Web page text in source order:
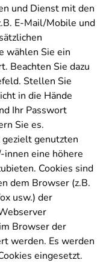
und Dienst mit den
E-Mail/Mobile und
wählen Sie ein
Beachten Sie dazu
Stellen Sie
in die Hände
Ihr Passwort
Sie es.
genutzten
innen eine höhere
Cookies sind
dem Browser (z.B.
usw.) der
Browser der
werden. Es werden
eingesetzt.